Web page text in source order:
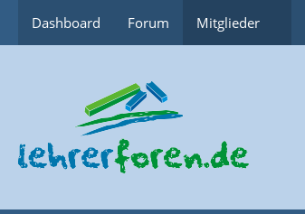
Dashboard Forum Mitglieder